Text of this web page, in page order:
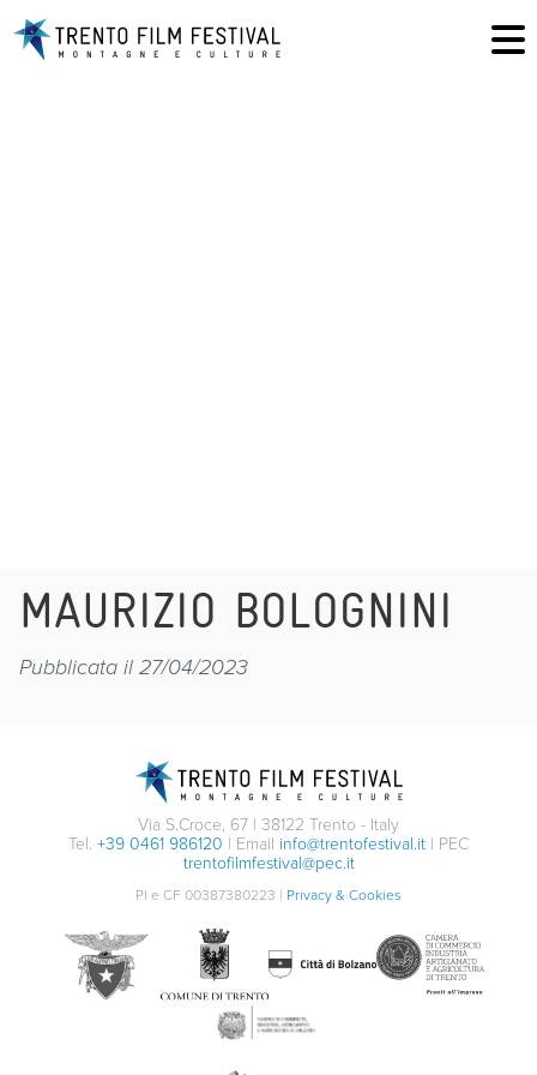
MAURIZIO BOLOGNINI
Pubblicata il 27/04/2023
Via S.Croce, 67 | 38122 Trento - Italy
Tel. +39 0461 986120 | Email info@trentofestival.it | PEC
trentofilmfestival@pec.it
PI e CF 00387380223 | Privacy & Cookies